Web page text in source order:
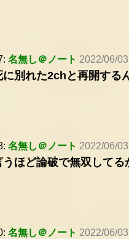
名無し＠ノート 2022/06/
に別れた2chと再開する
名無し＠ノート 2022/06/
うほど論破で無双して
名無し＠ノート 2022/06/